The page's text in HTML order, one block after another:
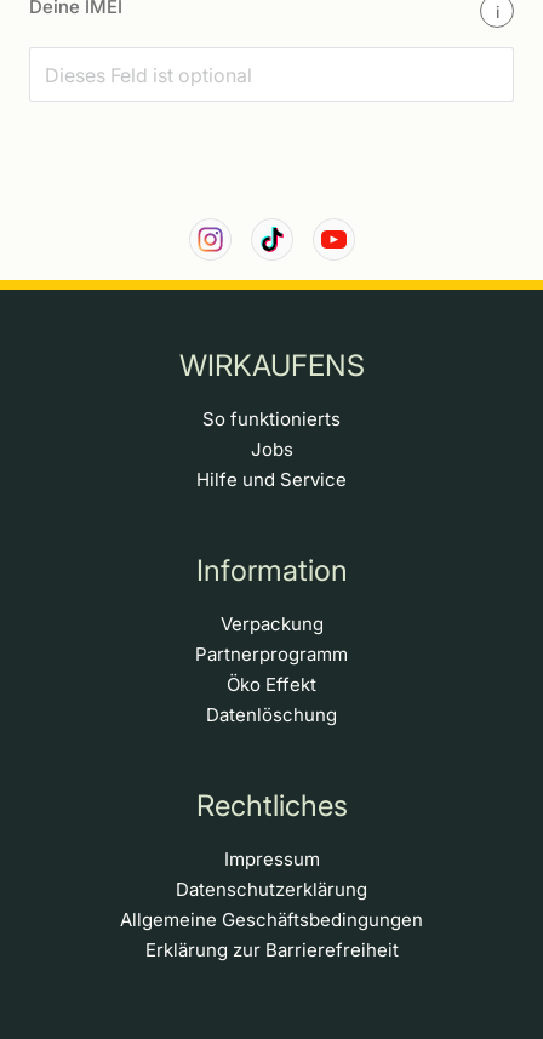
Deine IMEI i
WIRKAUFENS
So funktionierts
Jobs
Hilfe und Service
Information
Verpackung
Partnerprogramm
Öko Effekt
Datenlöschung
Rechtliches
Impressum
Datenschutzerklärung
Allgemeine Geschäftsbedingungen
Erklärung zur Barrierefreiheit